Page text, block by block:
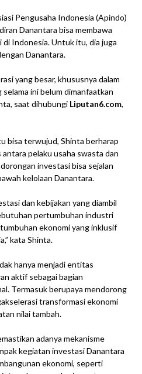
Pengusaha Indonesia (Apindo)
Danantara bisa membawa
Indonesia. Untuk itu, dia juga
Danantara.
yang besar, khususnya dalam
ini belum dimanfaatkan
saat dihubungi Liputan6.com,
bisa terwujud, Shinta berharap
pelaku usaha swasta dan
investasi bisa sejalan
kelolaan Danantara.
dan kebijakan yang diambil
pertumbuhan industri
ekonomi yang inklusif
kata Shinta.
hanya menjadi entitas
aktif sebagai bagian
Termasuk berupaya mendorong
transformasi ekonomi
nilai tambah.
adanya mekanisme
kegiatan investasi Danantara
ekonomi, seperti